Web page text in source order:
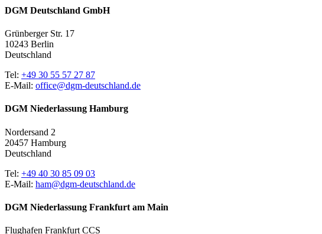
DGM Deutschland GmbH
Grünberger Str. 17
10243 Berlin
Deutschland
Tel: +49 30 55 57 27 87
E-Mail: office@dgm-deutschland.de
DGM Niederlassung Hamburg
Nordersand 2
20457 Hamburg
Deutschland
Tel: +49 40 30 85 09 03
E-Mail: ham@dgm-deutschland.de
DGM Niederlassung Frankfurt am Main
Flughafen Frankfurt CCS